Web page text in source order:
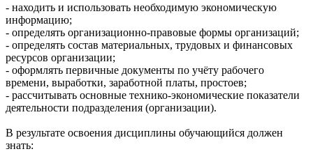
- находить и использовать необходимую экономическую
информацию;
- определять организационно-правовые формы организаций;
- определять состав материальных, трудовых и финансовых
ресурсов организации;
- оформлять первичные документы по учёту рабочего
времени, выработки, заработной платы, простоев;
- рассчитывать основные технико-экономические показатели
деятельности подразделения (организации).
В результате освоения дисциплины обучающийся должен
знать: